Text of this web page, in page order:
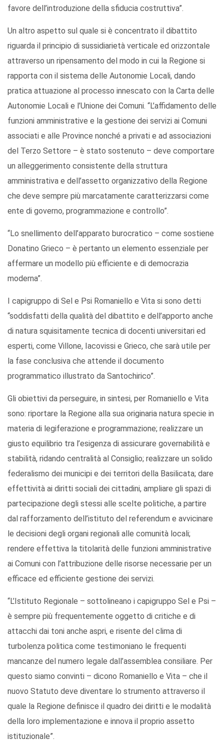
favore dell’introduzione della sfiducia costruttiva”.
Un altro aspetto sul quale si è concentrato il dibattito
riguarda il principio di sussidiarietà verticale ed orizzontale
attraverso un ripensamento del modo in cui la Regione si
rapporta con il sistema delle Autonomie Locali, dando
pratica attuazione al processo innescato con la Carta delle
Autonomie Locali e l’Unione dei Comuni. “L’affidamento delle
funzioni amministrative e la gestione dei servizi ai Comuni
associati e alle Province nonché a privati e ad associazioni
del Terzo Settore – è stato sostenuto – deve comportare
un alleggerimento consistente della struttura
amministrativa e dell’assetto organizzativo della Regione
che deve sempre più marcatamente caratterizzarsi come
ente di governo, programmazione e controllo”.
“Lo snellimento dell’apparato burocratico – come sostiene
Donatino Grieco – è pertanto un elemento essenziale per
affermare un modello più efficiente e di democrazia
moderna”.
I capigruppo di Sel e Psi Romaniello e Vita si sono detti
“soddisfatti della qualità del dibattito e dell’apporto anche
di natura squisitamente tecnica di docenti universitari ed
esperti, come Villone, Iacovissi e Grieco, che sarà utile per
la fase conclusiva che attende il documento
programmatico illustrato da Santochirico”.
Gli obiettivi da perseguire, in sintesi, per Romaniello e Vita
sono: riportare la Regione alla sua originaria natura specie in
materia di legiferazione e programmazione; realizzare un
giusto equilibrio tra l’esigenza di assicurare governabilità e
stabilità, ridando centralità al Consiglio; realizzare un solido
federalismo dei municipi e dei territori della Basilicata; dare
effettività ai diritti sociali dei cittadini, ampliare gli spazi di
partecipazione degli stessi alle scelte politiche, a partire
dal rafforzamento dell’istituto del referendum e avvicinare
le decisioni degli organi regionali alle comunità locali;
rendere effettiva la titolarità delle funzioni amministrative
ai Comuni con l’attribuzione delle risorse necessarie per un
efficace ed efficiente gestione dei servizi.
“L’Istituto Regionale – sottolineano i capigruppo Sel e Psi –
è sempre più frequentemente oggetto di critiche e di
attacchi dai toni anche aspri, e risente del clima di
turbolenza politica come testimoniano le frequenti
mancanze del numero legale dall’assemblea consiliare. Per
questo siamo convinti – dicono Romaniello e Vita – che il
nuovo Statuto deve diventare lo strumento attraverso il
quale la Regione definisce il quadro dei diritti e le modalità
della loro implementazione e innova il proprio assetto
istituzionale”.